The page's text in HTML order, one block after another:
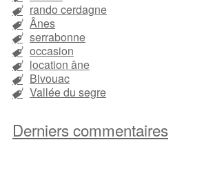
rando cerdagne
Ânes
serrabonne
occasion
location âne
Bivouac
Vallée du segre
Derniers commentaires